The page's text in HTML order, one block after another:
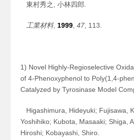
東村秀之, 小林四郎.
工業材料, 1999 ,47 , 113.
1) Novel Highly-Regioselective
of 4-Phenoxyphenol to Poly(1,4-
Catalyzed by Tyrosinase Model
Higashimura, Hideyuki; Fujisawa,
Yoshihiko; Kubota, Masaaki; Shiga,
Hiroshi; Kobayashi, Shiro.